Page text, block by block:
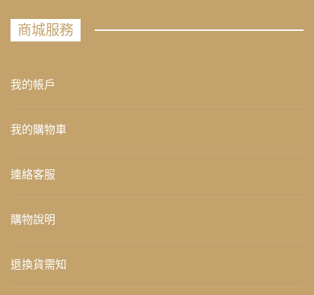
商城服務
我的帳戶
我的購物車
連絡客服
購物說明
退換貨需知